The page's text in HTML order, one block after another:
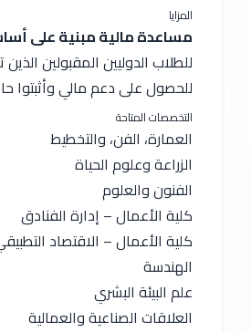
المزايا
مساعدة مالية مبنية على
للحصول على دعم مالي وأثبتوا
التخصصات المتاحة
العمارة، الفن، والتخطيط
الزراعة وعلوم الحياة
الفنون والعلوم
كلية الأعمال – إدارة الفنادق
كلية الأعمال – الاقتصاد
الهندسة
علم البيئة البشري
العلاقات الصناعية والعمالية